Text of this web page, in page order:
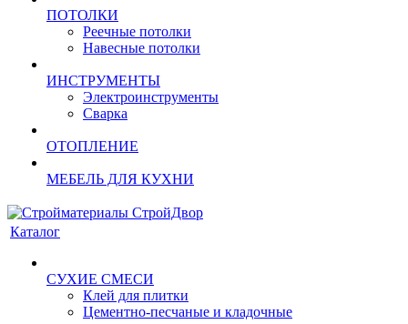
ПОТОЛКИ
Реечные потолки
Навесные потолки
ИНСТРУМЕНТЫ
Электроинструменты
Сварка
ОТОПЛЕНИЕ
МЕБЕЛЬ ДЛЯ КУХНИ
Каталог
СУХИЕ СМЕСИ
Клей для плитки
Цементно-песчаные и кладочные